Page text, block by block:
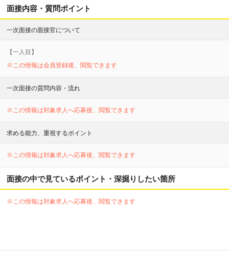
面接内容・質問ポイント
一次面接の面接官について
【一人目】
※この情報は会員登録後、閲覧できます
一次面接の質問内容・流れ
※この情報は対象求人へ応募後、閲覧できます
求める能力、重視するポイント
※この情報は対象求人へ応募後、閲覧できます
面接の中で見ているポイント・深掘りしたい箇所
※この情報は対象求人へ応募後、閲覧できます